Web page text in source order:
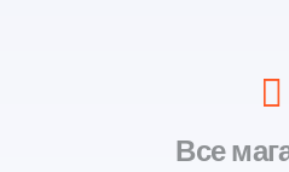
Все